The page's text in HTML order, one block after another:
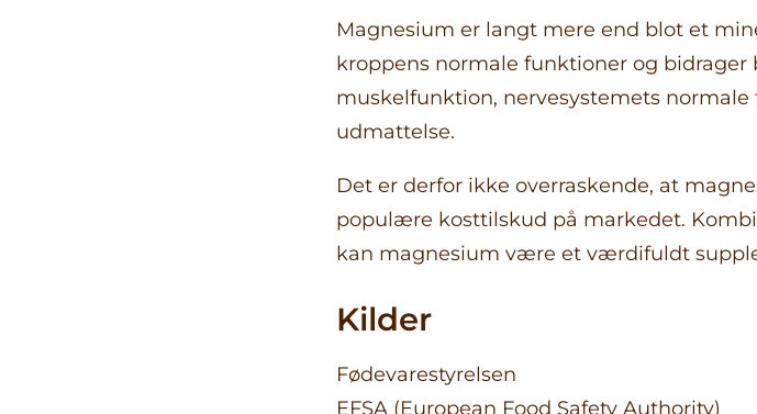
Magnesium er langt mere end blot et
kroppens normale funktioner og
muskelfunktion, nervesystemets
udmattelse.
Det er derfor ikke overraskende, at
populære kosttilskud på markedet.
kan magnesium være et værdifuldt
Kilder
Fødevarestyrelsen
EFSA (European Food Safety Authority)